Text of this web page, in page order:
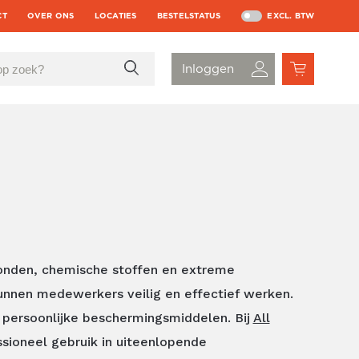
OVER ONS LOCATIES BESTELSTATUS EXCL. BTW
chemische stoffen en extreme
medewerkers veilig en effectief werken.
beschermingsmiddelen. Bij All
gebruik in uiteenlopende